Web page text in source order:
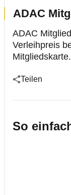
ADAC
ADAC
Verleihpreis
Mitgliedskarte.
Teilen
So